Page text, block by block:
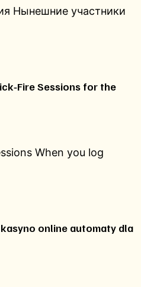
Нынешние участники
Sessions for the
When you log
online automaty dla